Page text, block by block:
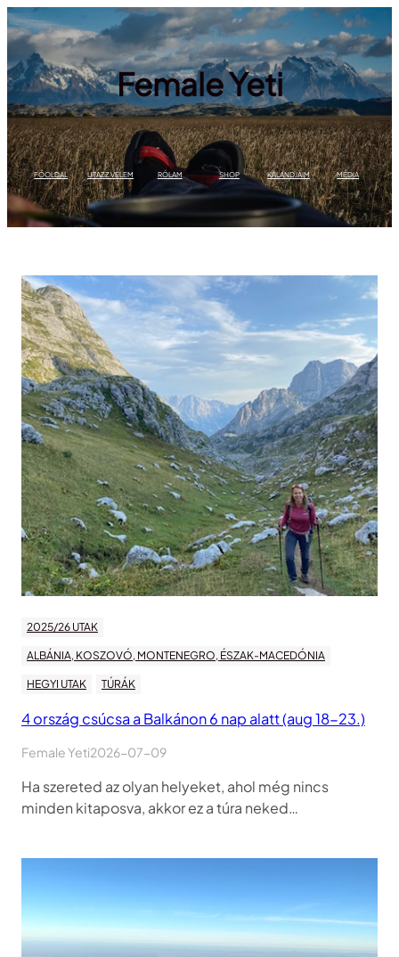
Ugrás
a
tartalomhoz
Female Yeti
FŐOLDAL UTAZZ VELEM RÓLAM SHOP KALANDJAIM MÉDIA
2025/26 UTAK
ALBÁNIA, KOSZOVÓ, MONTENEGRO, ÉSZAK-MACEDÓNIA
HEGYI UTAK TÚRÁK
4 ország csúcsa a Balkánon 6 nap alatt (aug 18-23.)
Female Yeti2026-07-09
Ha szereted az olyan helyeket, ahol még nincs
minden kitaposva, akkor ez a túra neked…